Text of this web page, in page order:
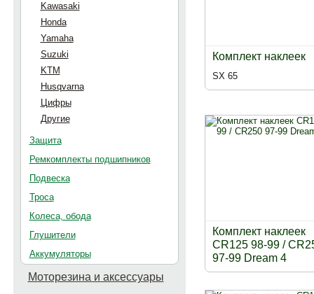
Kawasaki
Honda
Yamaha
Suzuki
KTM
Husqvarna
Цифры
Другие
Защита
Ремкомплекты подшипников
Подвеска
Троса
Колеса, обода
Глушители
Аккумуляторы
Моторезина и аксессуары
Комплект наклеек
SX 65
Комплект наклеек
CR125 98-99 /
97-99 Dream 4